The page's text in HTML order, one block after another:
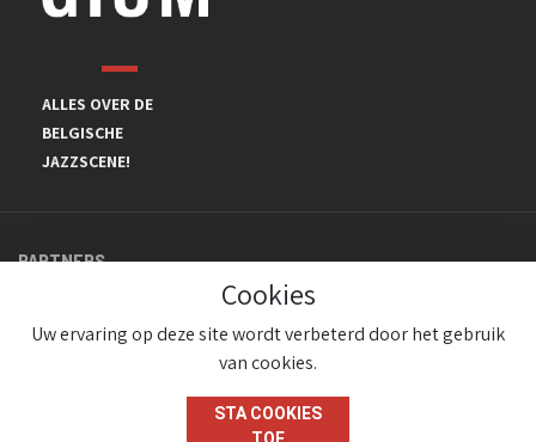
ALLES OVER DE
BELGISCHE
JAZZSCENE!
PARTNERS
Cookies
Uw ervaring op deze site wordt verbeterd door het gebruik
van cookies.
STA COOKIES